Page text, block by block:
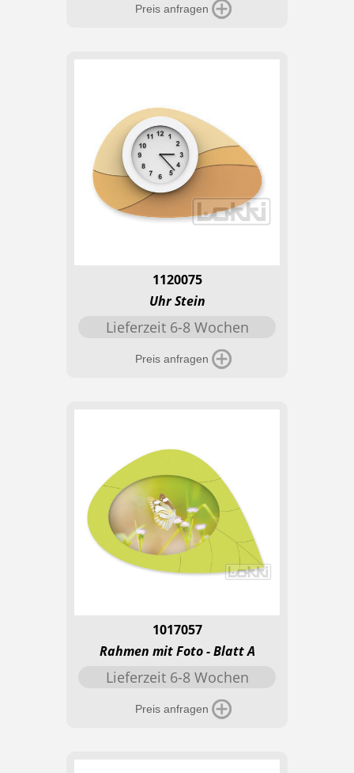
Preis anfragen
1120075
Uhr Stein
Lieferzeit 6-8 Wochen
Preis anfragen
1017057
Rahmen mit Foto - Blatt A
Lieferzeit 6-8 Wochen
Preis anfragen